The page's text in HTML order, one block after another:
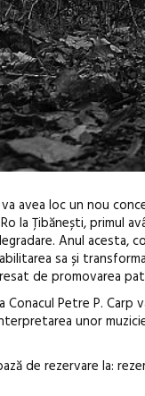
avea loc un nou
la Țibănești, primul
Anul acesta,
sa și
de promovarea
Conacul Petre P.
unor
de rezervare la: